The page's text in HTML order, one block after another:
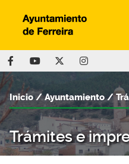
Trámites e
Inicio Ayuntamiento